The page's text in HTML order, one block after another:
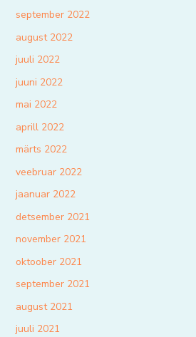
september 2022
august 2022
juuli 2022
juuni 2022
mai 2022
aprill 2022
märts 2022
veebruar 2022
jaanuar 2022
detsember 2021
november 2021
oktoober 2021
september 2021
august 2021
juuli 2021